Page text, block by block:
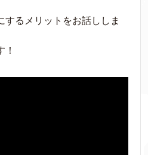
するメリットをお話ししま